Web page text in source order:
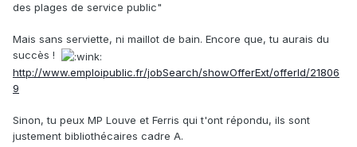
des plages de service public"
Mais sans serviette, ni maillot de bain. Encore que, tu aurais du
succès !
http://www.emploipublic.fr/jobSearch/showOfferExt/offerId/21806
9
Sinon, tu peux MP Louve et Ferris qui t'ont répondu, ils sont
justement bibliothécaires cadre A.